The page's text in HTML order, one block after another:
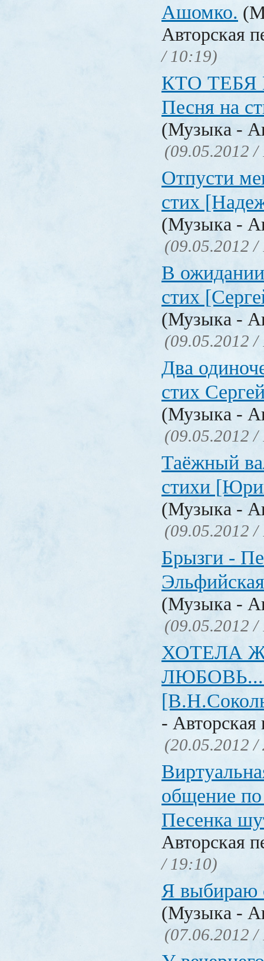
Ашомко.
Авторская
/ 10:19)
КТО
Песня на
(Музыка -
(09.05.2012 /
Отпусти
стих
(Музыка -
(09.05.2012 /
В
стих
(Музыка -
(09.05.2012 /
Два
стих
(Музыка -
(09.05.2012 /
Таёжный
стихи
(Музыка -
(09.05.2012 /
Брызги -
(Музыка -
(09.05.2012 /
ХОТЕЛА
ЛЮБОВЬ...
- Авторская
(20.05.2012 /
общение
Песенка
Авторская
/ 19:10)
Я выбираю
(Музыка -
(07.06.2012 /